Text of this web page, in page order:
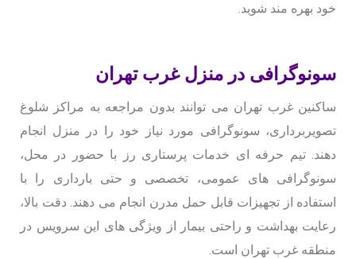
خود بهره مند شوید.
سونوگرافی در منزل غرب تهران
ساکنین غرب تهران می توانند بدون مراجعه به مراکز شلوغ
تصویربرداری، سونوگرافی مورد نیاز خود را در منزل انجام
دهند. تیم حرفه ای خدمات پرستاری رز با حضور در محل،
سونوگرافی های عمومی، تخصصی و حتی بارداری را با
استفاده از تجهیزات قابل حمل مدرن انجام می دهند. دقت بالا،
رعایت بهداشت و راحتی بیمار از ویژگی های این سرویس در
منطقه غرب تهران است.